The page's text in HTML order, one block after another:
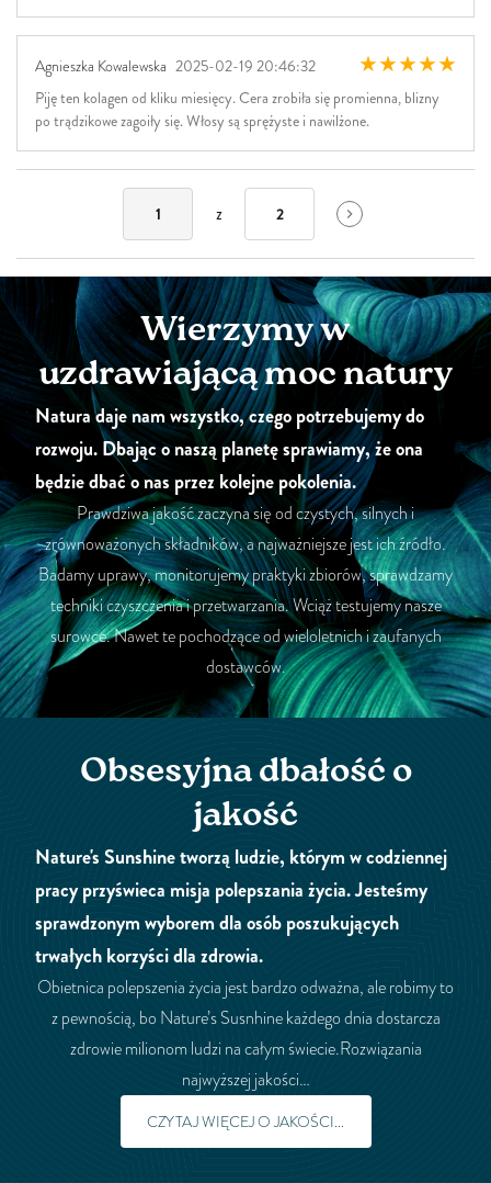
Agnieszka Kowalewska 2025-02-19 20:46:32
Piję ten kolagen od kliku miesięcy. Cera zrobiła się promienna, blizny
po trądzikowe zagoiły się. Włosy są sprężyste i nawilżone.
1 z 2
Wierzymy w
uzdrawiającą moc natury
Natura daje nam wszystko, czego potrzebujemy do
rozwoju. Dbając o naszą planetę sprawiamy, że ona
będzie dbać o nas przez kolejne pokolenia.
Prawdziwa jakość zaczyna się od czystych, silnych i
zrównoważonych składników, a najważniejsze jest ich źródło.
Badamy uprawy, monitorujemy praktyki zbiorów, sprawdzamy
techniki czyszczenia i przetwarzania. Wciąż testujemy nasze
surowce. Nawet te pochodzące od wieloletnich i zaufanych
dostawców.
Obsesyjna dbałość o
jakość
Nature's Sunshine tworzą ludzie, którym w codziennej
pracy przyświeca misja polepszania życia. Jesteśmy
sprawdzonym wyborem dla osób poszukujących
trwałych korzyści dla zdrowia.
Obietnica polepszenia życia jest bardzo odważna, ale robimy to
z pewnością, bo Nature’s Susnhine każdego dnia dostarcza
zdrowie milionom ludzi na całym świecie.Rozwiązania
najwyższej jakości…
CZYTAJ WIĘCEJ O JAKOŚCI...